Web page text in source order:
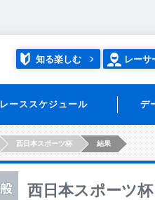
知る楽しむ レーサ
レーススケジュール デ
西日本スポーツ杯 結果
西日本スポーツ杯